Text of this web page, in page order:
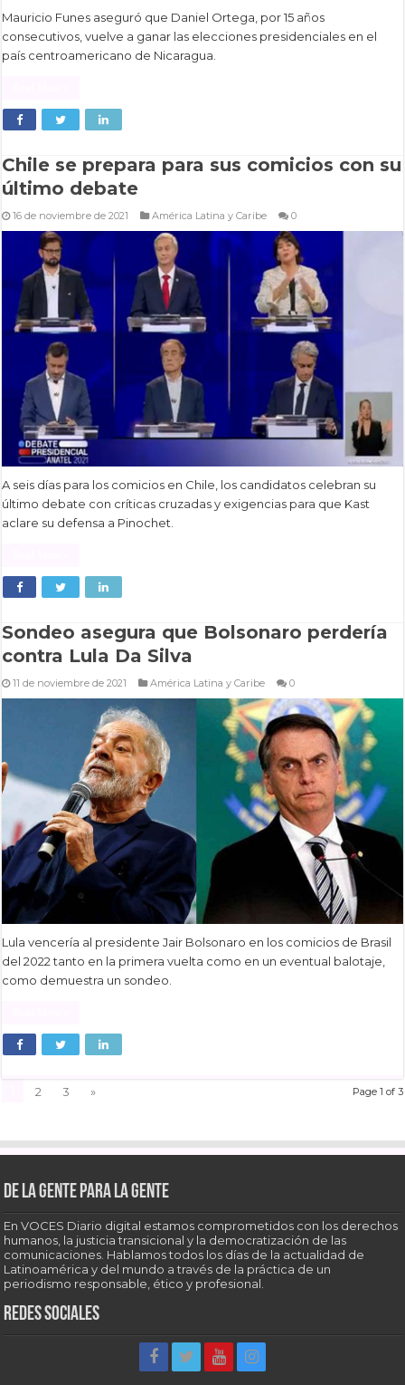
Mauricio Funes aseguró que Daniel Ortega, por 15 años
consecutivos, vuelve a ganar las elecciones presidenciales en el
país centroamericano de Nicaragua.
Chile se prepara para sus comicios con su
último debate
16 de noviembre de 2021 América Latina y Caribe 0
A seis días para los comicios en Chile, los candidatos celebran su
último debate con críticas cruzadas y exigencias para que Kast
aclare su defensa a Pinochet.
Sondeo asegura que Bolsonaro perdería
contra Lula Da Silva
11 de noviembre de 2021 América Latina y Caribe 0
Lula vencería al presidente Jair Bolsonaro en los comicios de Brasil
del 2022 tanto en la primera vuelta como en un eventual balotaje,
como demuestra un sondeo.
Page 1 of 3
2 3 »
De la gente para la gente
En VOCES Diario digital estamos comprometidos con los derechos
humanos, la justicia transicional y la democratización de las
comunicaciones. Hablamos todos los días de la actualidad de
Latinoamérica y del mundo a través de la práctica de un
periodismo responsable, ético y profesional.
Redes sociales